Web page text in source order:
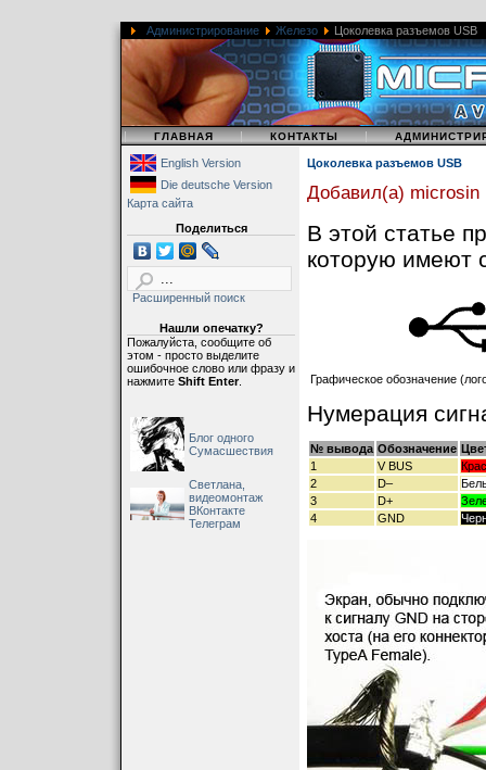
Администрирование Железо Цоколевка разъемов USB
| ГЛАВНАЯ | КОНТАКТЫ |
English Version
Die deutsche Version
Карта сайта
Поделиться
Расширенный поиск
Нашли опечатку?
Пожалуйста, сообщите об
этом - просто выделите
ошибочное слово или фразу и
нажмите Shift Enter.
Блог одного
Сумасшествия
Светлана,
видеомонтаж
ВКонтакте
Телеграм
Цоколевка разъемов USB
Добавил(а) microsin
В этой статье
которую имеют
Графическое обозначение
Нумерация
№ вывода Обозначение
1
V BUS
2
D–
3
D+
4
GND